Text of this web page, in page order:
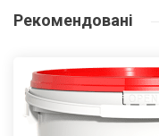
Рекомендовані